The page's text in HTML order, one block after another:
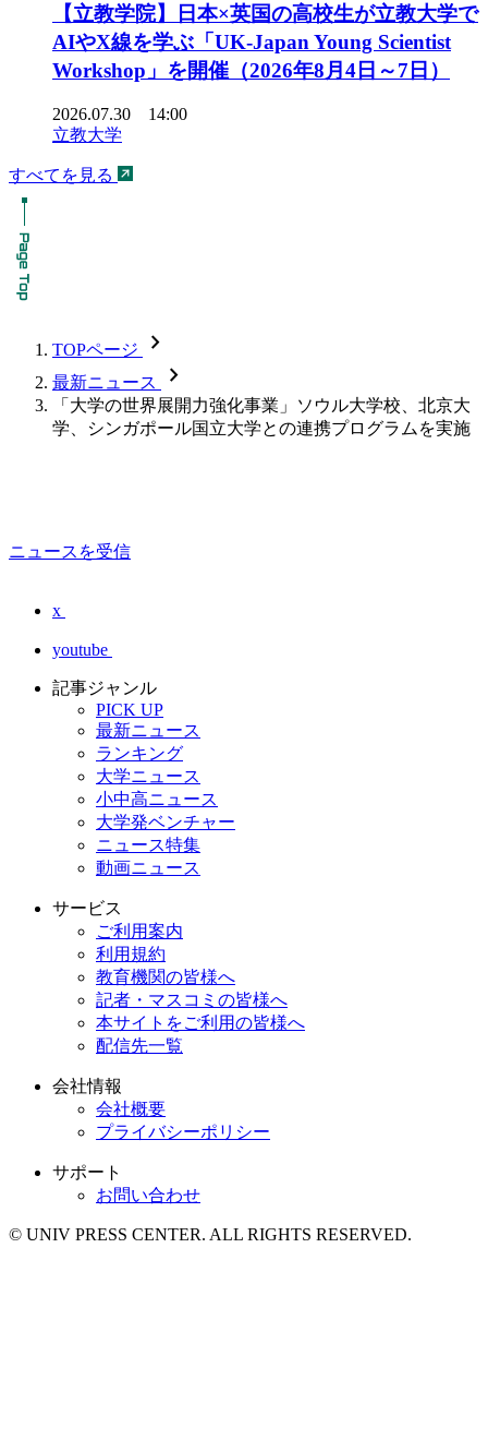
【立教学院】日本×英国の高校生が立教大学で
AIやX線を学ぶ「UK-Japan Young Scientist
Workshop」を開催（2026年8月4日～7日）
2026.07.30 14:00
立教大学
すべてを見る
TOPページ chevron_forward
最新ニュース chevron_forward
「大学の世界展開力強化事業」ソウル大学校、北京大
学、シンガポール国立大学との連携プログラムを実施
ニュースを受信
x
youtube
記事ジャンル
PICK UP
最新ニュース
ランキング
大学ニュース
小中高ニュース
大学発ベンチャー
ニュース特集
動画ニュース
サービス
ご利用案内
利用規約
教育機関の皆様へ
記者・マスコミの皆様へ
本サイトをご利用の皆様へ
配信先一覧
会社情報
会社概要
プライバシーポリシー
サポート
お問い合わせ
© UNIV PRESS CENTER. ALL RIGHTS RESERVED.